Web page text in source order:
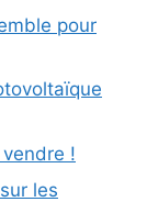
pour
vendre !
les